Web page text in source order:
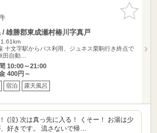
お気に入
りに追加
/ 雄勝郡東成瀬村椿川字真戸
十文字駅からバス利用、ジュネス栗駒行き終点で
田自動…
10:00～21:00
400円～
宿泊 露天風呂
(泣) 次は真っ先に入る！ くそー！ お湯は少
好きです。 流さないで帰…